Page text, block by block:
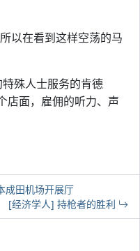
以在看到这样空荡的马
殊人士服务的肯德
店面，雇佣的听力、声
成田机场开展厅
[经济学人] 持枪者的胜利